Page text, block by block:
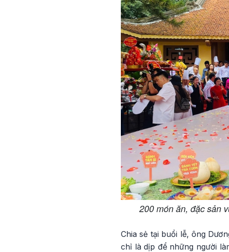
200 món ăn, đặc sản
Chia sẻ tại buổi lễ, ông
chỉ là dịp để những người